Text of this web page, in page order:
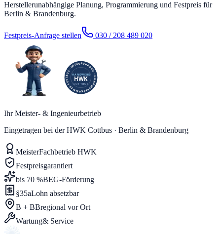
Herstellerunabhängige Planung, Programmierung und Festpreis für
Berlin & Brandenburg.
Festpreis-Anfrage stellen 030 / 208 489 020
Ihr Meister- & Ingenieurbetrieb
Eingetragen bei der HWK Cottbus · Berlin & Brandenburg
MeisterFachbetrieb HWK
Festpreisgarantiert
bis 70 %BEG-Förderung
§35aLohn absetzbar
B + BBregional vor Ort
Wartung& Service